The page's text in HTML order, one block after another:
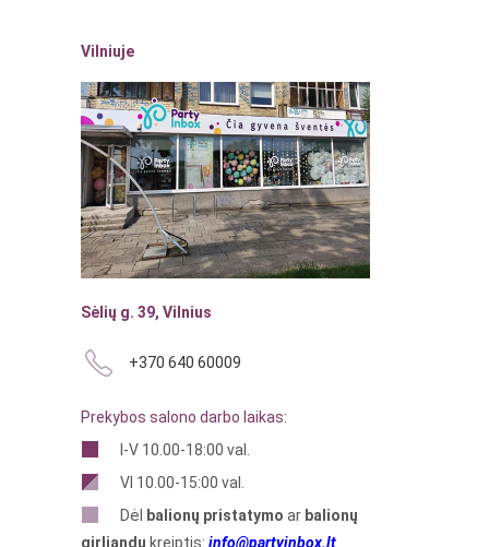
Vilniuje
Sėlių g. 39, Vilnius
+370 640 60009
Prekybos salono darbo laikas:
I-V 10.00-18:00 val.
VI 10.00-15:00 val.
Dėl
balionų pristatymo ar balionų
girliandų kreiptis: info@partyinbox.lt